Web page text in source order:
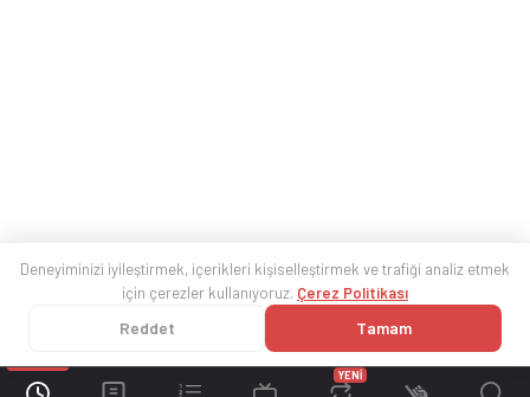
YENİ
Deneyiminizi iyileştirmek, içerikleri kişiselleştirmek ve trafiği analiz etmek
için çerezler kullanıyoruz. Çerez Politikası
Reddet Tamam